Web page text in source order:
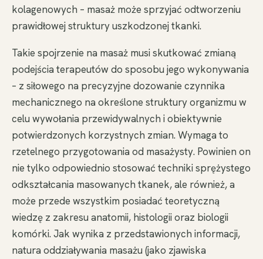
kolagenowych – masaż może sprzyjać odtworzeniu
prawidłowej struktury uszkodzonej tkanki.
Takie spojrzenie na masaż musi skutkować zmianą
podejścia terapeutów do sposobu jego wykonywania
– z siłowego na precyzyjne dozowanie czynnika
mechanicznego na określone struktury organizmu w
celu wywołania przewidywalnych i obiektywnie
potwierdzonych korzystnych zmian. Wymaga to
rzetelnego przygotowania od masażysty. Powinien on
nie tylko odpowiednio stosować techniki sprężystego
odkształcania masowanych tkanek, ale również, a
może przede wszystkim posiadać teoretyczną
wiedzę z zakresu anatomii, histologii oraz biologii
komórki. Jak wynika z przedstawionych informacji,
natura oddziaływania masażu (jako zjawiska